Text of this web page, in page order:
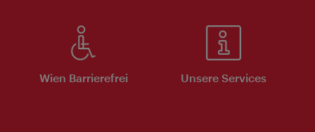
Wien Barrierefrei Unsere Services